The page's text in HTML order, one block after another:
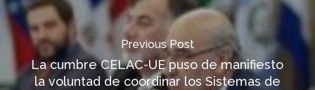
Previous Post
La cumbre CELAC-UE puso de manifiesto
la voluntad de coordinar los Sistemas de